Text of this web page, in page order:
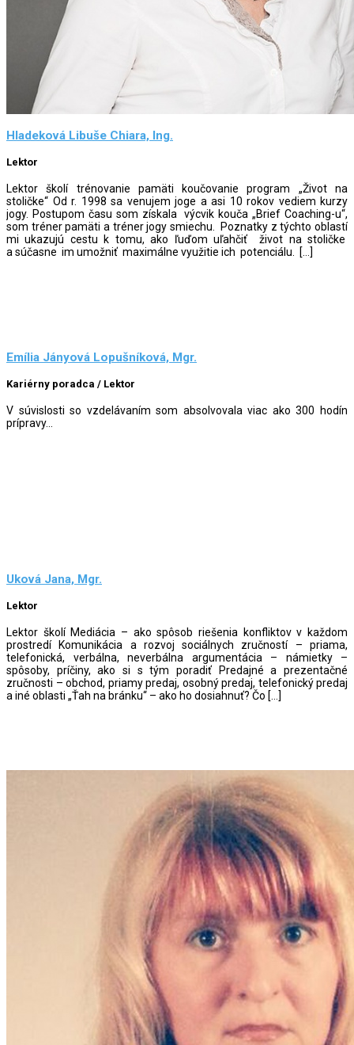
Hladeková Libuše Chiara, Ing.
Lektor
Lektor školí trénovanie pamäti koučovanie program „Život na
stoličke“ Od r. 1998 sa venujem joge a asi 10 rokov vediem kurzy
jogy. Postupom času som získala výcvik kouča „Brief Coaching-u“,
som tréner pamäti a tréner jogy smiechu. Poznatky z týchto oblastí
mi ukazujú cestu k tomu, ako ľuďom uľahčiť život na stoličke
a súčasne im umožniť maximálne využitie ich potenciálu. […]
Emília Jányová Lopušníková, Mgr.
Kariérny poradca / Lektor
V súvislosti so vzdelávaním som absolvovala viac ako 300 hodín
prípravy...
Uková Jana, Mgr.
Lektor
Lektor školí Mediácia – ako spôsob riešenia konfliktov v každom
prostredí Komunikácia a rozvoj sociálnych zručností – priama,
telefonická, verbálna, neverbálna argumentácia – námietky –
spôsoby, príčiny, ako si s tým poradiť Predajné a prezentačné
zručnosti – obchod, priamy predaj, osobný predaj, telefonický predaj
a iné oblasti „Ťah na bránku“ – ako ho dosiahnuť? Čo […]